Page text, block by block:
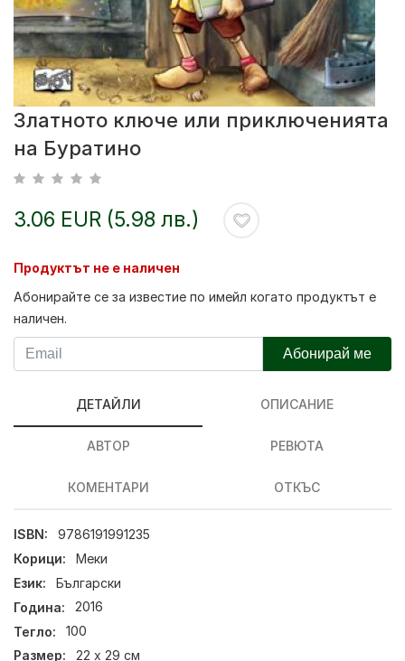
Златното ключе или приключенията
на Буратино
3.06 EUR (5.98 лв.)
Продуктът не е наличен
Абонирайте се за известие по имейл когато продуктът е
наличен.
Абонирай ме
ДЕТАЙЛИ ОПИСАНИЕ
АВТОР РЕВЮТА
КОМЕНТАРИ ОТКЪС
ISBN:
9786191991235
Корици:
Меки
Език:
Български
Година:
2016
Тегло:
100
Размер:
22 x 29 см